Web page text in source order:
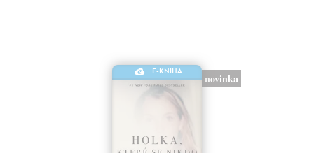
E-KNIHA
novinka